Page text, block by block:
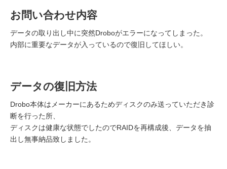
お問い合わせ内容
データの取り出し中に突然Droboがエラーになってしまった。
内部に重要なデータが入っているので復旧してほしい。
データの復旧方法
Drobo本体はメーカーにあるためディスクのみ送っていただき診
断を行った所、
ディスクは健康な状態でしたのでRAIDを再構成後、データを抽
出し無事納品致しました。